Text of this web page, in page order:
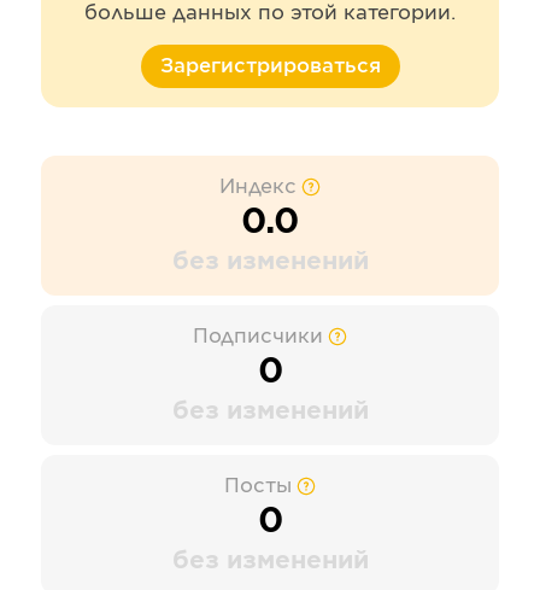
больше данных по этой категории.
Зарегистрироваться
Индекс
0.0
без изменений
Подписчики
0
без изменений
Посты
0
без изменений